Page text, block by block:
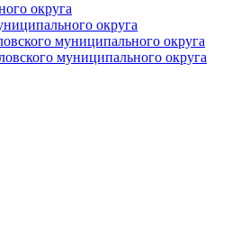
округа
округа
муниципального округа
муниципального округа